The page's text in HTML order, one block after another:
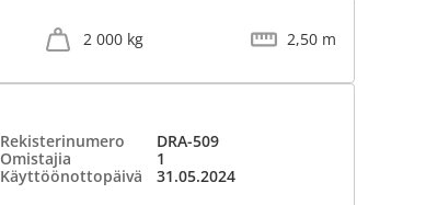
2 000 kg 2,50 m
Rekisterinumero
DRA-509
Omistajia
1
Käyttöönottopäivä 31.05.2024